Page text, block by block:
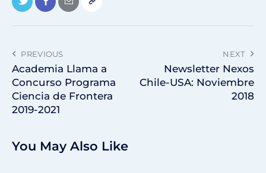
PREVIOUS
Academia Llama a
Concurso Programa
Ciencia de Frontera
2019-2021
NEXT
Newsletter Nexos
Chile-USA: Noviembre
2018
You May Also Like